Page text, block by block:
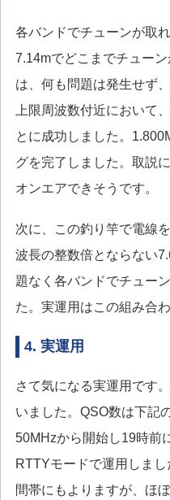
各バンドでチューンが取
7.14mでどこまでチュー
は、何も問題は発生せず
上限周波数付近において
とに成功しました。
グを完了しました。取説
オンエアできそうです。
次に、この釣り竿で電線
波長の整数倍とならない
題なく各バンドでチュー
た。実運用はこの組み合
4. 実運用
さて気になる実運用です
いました。QSO数は下記
50MHzから開始し19時前
RTTYモードで運用しま
間帯にもよりますが、ほ